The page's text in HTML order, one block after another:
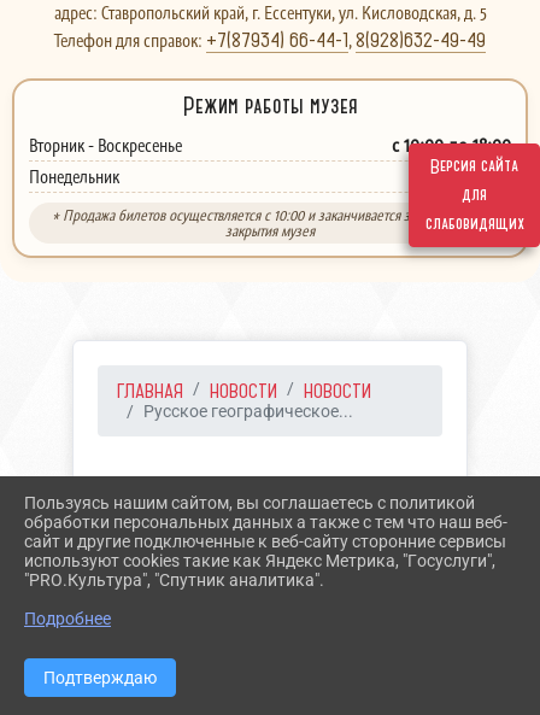
Версия сайта
для
слабовидящих
адрес: Ставропольский край, г. Ессентуки, ул. Кисловодская, д. 5
Телефон для справок: +7(87934) 66-44-1,8(928)632-49-49
Режим работы музея
Вторник - Воскресенье с 10:00 до 18:00
Понедельник выходной
* Продажа билетов осуществляется с 10:00 и заканчивается за 30 минут до
закрытия музея
ГЛАВНАЯ НОВОСТИ НОВОСТИ
Русское географическое...
РУССКОЕ
ГЕОГРАФИЧЕСКОЕ
ОБЩЕСТВО
Пользуясь нашим сайтом, вы соглашаетесь с политикой
обработки персональных данных а также с тем что наш веб-
сайт и другие подключенные к веб-сайту сторонние сервисы
используют cookies такие как Яндекс Метрика, "Госуслуги",
"PRO.Культура", "Спутник аналитика".
Подробнее
Подтверждаю